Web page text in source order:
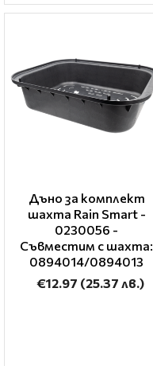
Дъно за комплект
шахта Rain Smart -
0230056 -
Съвместим с шахта:
0894014/0894013
€12.97 (25.37 лв.)